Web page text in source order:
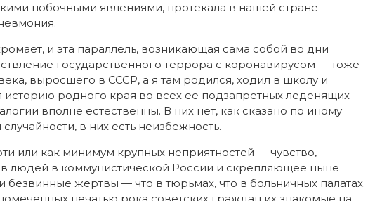
побочными явлениями, протекала в нашей стране
и эта параллель, возникающая сама собой во дни
государственного террора с коронавирусом — тоже
выросшего в СССР, а я там родился, ходил в школу и
историю родного края во всех ее подзапретных леденящих
вполне естественны. В них нет, как сказано по иному
в них есть неизбежность.
или как минимум крупных неприятностей — чувство,
людей в коммунистической России и скрепляющее ныне
безвинные жертвы — что в тюрьмах, что в больничных палатах.